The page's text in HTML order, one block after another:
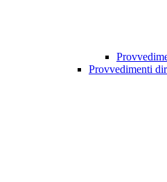
Provvedimenti